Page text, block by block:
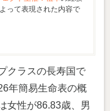
って表現された内容で
クラスの長寿国で
年簡易生命表の概
女性が86.83歳、男